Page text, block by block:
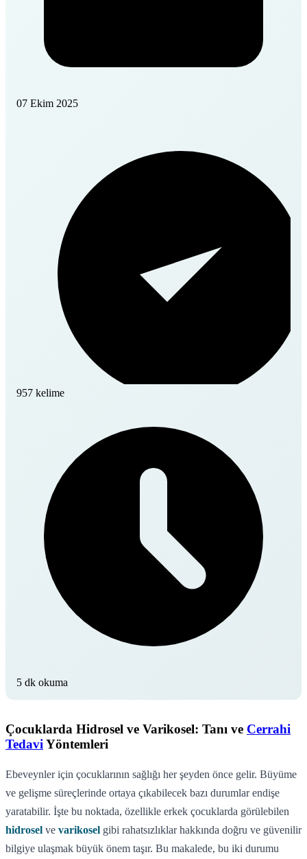
07 Ekim 2025
957 kelime
5 dk okuma
Çocuklarda Hidrosel ve Varikosel: Tanı ve Cerrahi
Tedavi Yöntemleri
Ebeveynler için çocuklarının sağlığı her şeyden önce gelir. Büyüme
ve gelişme süreçlerinde ortaya çıkabilecek bazı durumlar endişe
yaratabilir. İşte bu noktada, özellikle erkek çocuklarda görülebilen
hidrosel ve varikosel gibi rahatsızlıklar hakkında doğru ve güvenilir
bilgiye ulaşmak büyük önem taşır. Bu makalede, bu iki durumu